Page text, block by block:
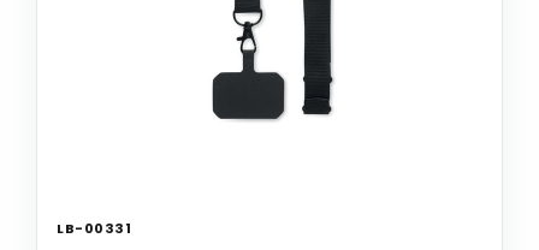
LB-00331